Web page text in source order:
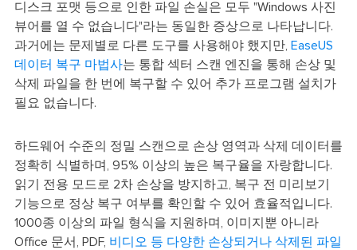
디스크 포맷 등으로 인한 파일 손실은 모두 "Windows 사진
뷰어를 열 수 없습니다"라는 동일한 증상으로 나타납니다.
과거에는 문제별로 다른 도구를 사용해야 했지만, EaseUS
데이터 복구 마법사는 통합 섹터 스캔 엔진을 통해 손상 및
삭제 파일을 한 번에 복구할 수 있어 추가 프로그램 설치가
필요 없습니다.
하드웨어 수준의 정밀 스캔으로 손상 영역과 삭제 데이터를
정확히 식별하며, 95% 이상의 높은 복구율을 자랑합니다.
읽기 전용 모드로 2차 손상을 방지하고, 복구 전 미리보기
기능으로 정상 복구 여부를 확인할 수 있어 효율적입니다.
1000종 이상의 파일 형식을 지원하며, 이미지뿐 아니라
Office 문서, PDF, 비디오 등 다양한 손상되거나 삭제된 파일